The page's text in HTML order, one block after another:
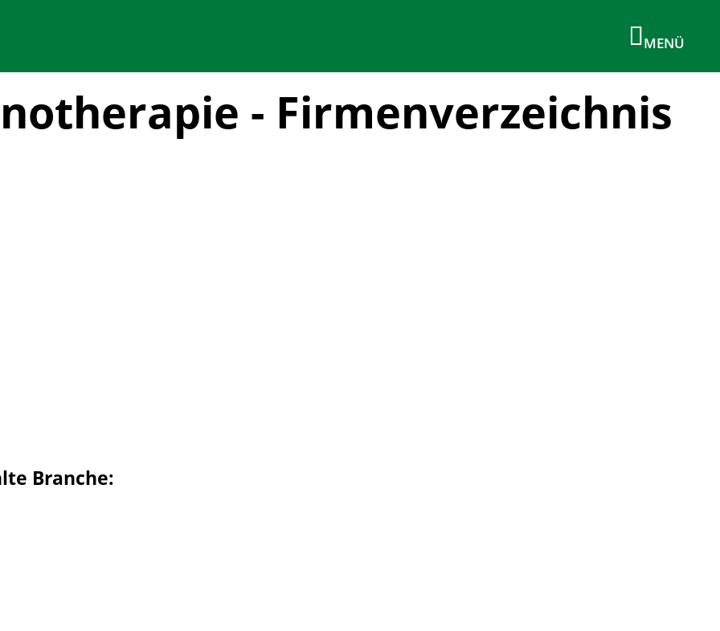
- Firmenverzeichnis
Branche: